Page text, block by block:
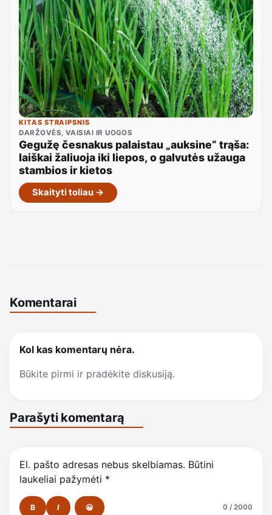
KITAS STRAIPSNIS
DARŽOVĖS, VAISIAI IR UOGOS
Gegužę česnakus palaistau „auksine“ trąša:
laiškai žaliuoja iki liepos, o galvutės užauga
stambios ir kietos
Skaityti toliau →
Komentarai
Kol kas komentarų nėra.
Būkite pirmi ir pradėkite diskusiją.
Parašyti komentarą
El. pašto adresas nebus skelbiamas. Būtini
laukeliai pažymėti *
B I 😀 0 / 2000